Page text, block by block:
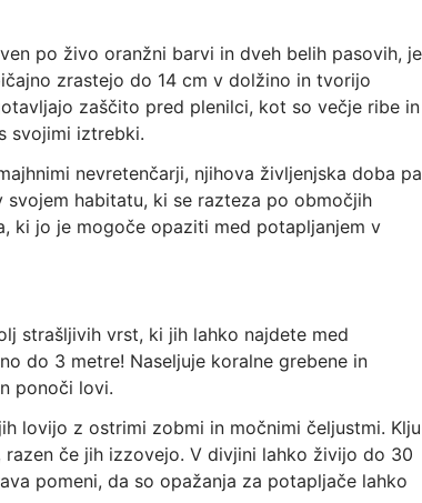
po živo oranžni barvi in dveh belih pasovih, je
zrastejo do 14 cm v dolžino in tvorijo
zaščito pred plenilci, kot so večje ribe in
svojimi iztrebki.
nevretenčarji, njihova življenjska doba pa
habitatu, ki se razteza po območjih
ki jo je mogoče opaziti med potapljanjem v
strašljivih vrst, ki jih lahko najdete med
do 3 metre! Naseljuje koralne grebene in
ponoči lovi.
lovijo z ostrimi zobmi in močnimi čeljustmi.
če jih izzovejo. V divjini lahko živijo do 30
pomeni, da so opažanja za potapljače lahko